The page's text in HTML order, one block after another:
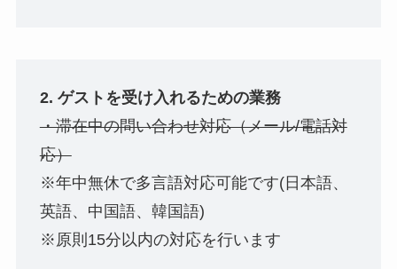
2. ゲストを受け入れるための業務
・滞在中の問い合わせ対応（メール/電話対
応）
※年中無休で多言語対応可能です(日本語、
英語、中国語、韓国語)
※原則15分以内の対応を行います